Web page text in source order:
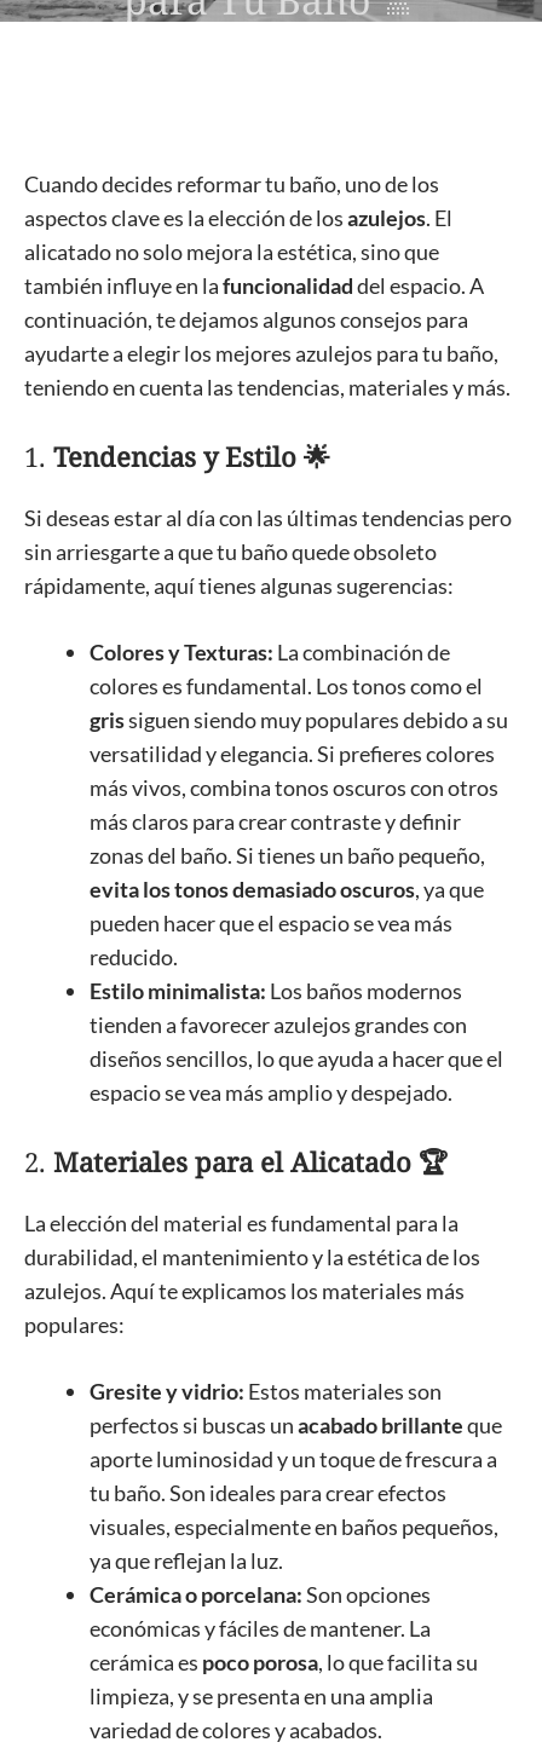
Cuando decides reformar tu baño, uno de los
aspectos clave es la elección de losazulejos. El
alicatado no solo mejora la estética, sino que
también influye en lafuncionalidaddel espacio. A
continuación, te dejamos algunos consejos para
ayudarte a elegir los mejores azulejos para tu baño,
teniendo en cuenta las tendencias, materiales y más.
1. Tendencias y Estilo 🌟
Si deseas estar al día con las últimas tendencias pero
sin arriesgarte a que tu baño quede obsoleto
rápidamente, aquí tienes algunas sugerencias:
Colores y Texturas: La combinación de
colores es fundamental. Los tonos como el
grissiguen siendo muy populares debido a su
versatilidad y elegancia. Si prefieres colores
más vivos, combina tonos oscuros con otros
más claros para crear contraste y definir
zonas del baño. Si tienes un baño pequeño,
evita los tonos demasiado oscuros, ya que
pueden hacer que el espacio se vea más
reducido.
Estilo minimalista: Los baños modernos
tienden a favorecer azulejos grandes con
diseños sencillos, lo que ayuda a hacer que el
espacio se vea más amplio y despejado.
2. Materiales para el Alicatado 🏆
La elección del material es fundamental para la
durabilidad, el mantenimiento y la estética de los
azulejos. Aquí te explicamos los materiales más
populares:
Gresite y vidrio: Estos materiales son
perfectos si buscas unacabado brillanteque
aporte luminosidad y un toque de frescura a
tu baño. Son ideales para crear efectos
visuales, especialmente en baños pequeños,
ya que reflejan la luz.
Cerámica o porcelana:Son opciones
económicas y fáciles de mantener. La
cerámica es poco porosa, lo que facilita su
limpieza, y se presenta en una amplia
variedad de colores y acabados.